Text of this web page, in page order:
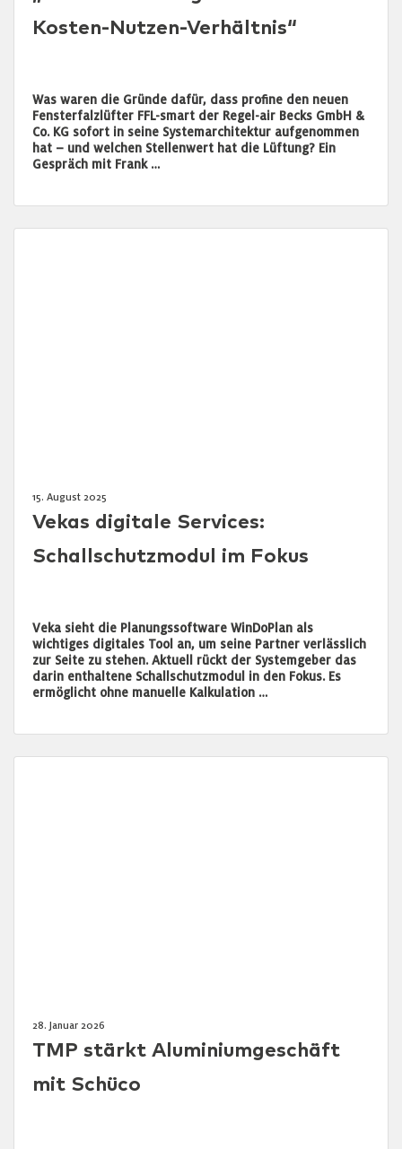
Kosten-Nutzen-Verhältnis“
Was waren die Gründe dafür, dass profine den neuen
Fensterfalzlüfter FFL-smart der Regel-air Becks GmbH &
Co. KG sofort in seine Systemarchitektur aufgenommen
hat – und welchen Stellenwert hat die Lüftung? Ein
Gespräch mit Frank …
15. August 2025
Vekas digitale Services:
Schallschutzmodul im Fokus
Veka sieht die Planungssoftware WinDoPlan als
wichtiges digitales Tool an, um seine Partner verlässlich
zur Seite zu stehen. Aktuell rückt der Systemgeber das
darin enthaltene Schallschutzmodul in den Fokus. Es
ermöglicht ohne manuelle Kalkulation …
28. Januar 2026
TMP stärkt Aluminiumgeschäft
mit Schüco